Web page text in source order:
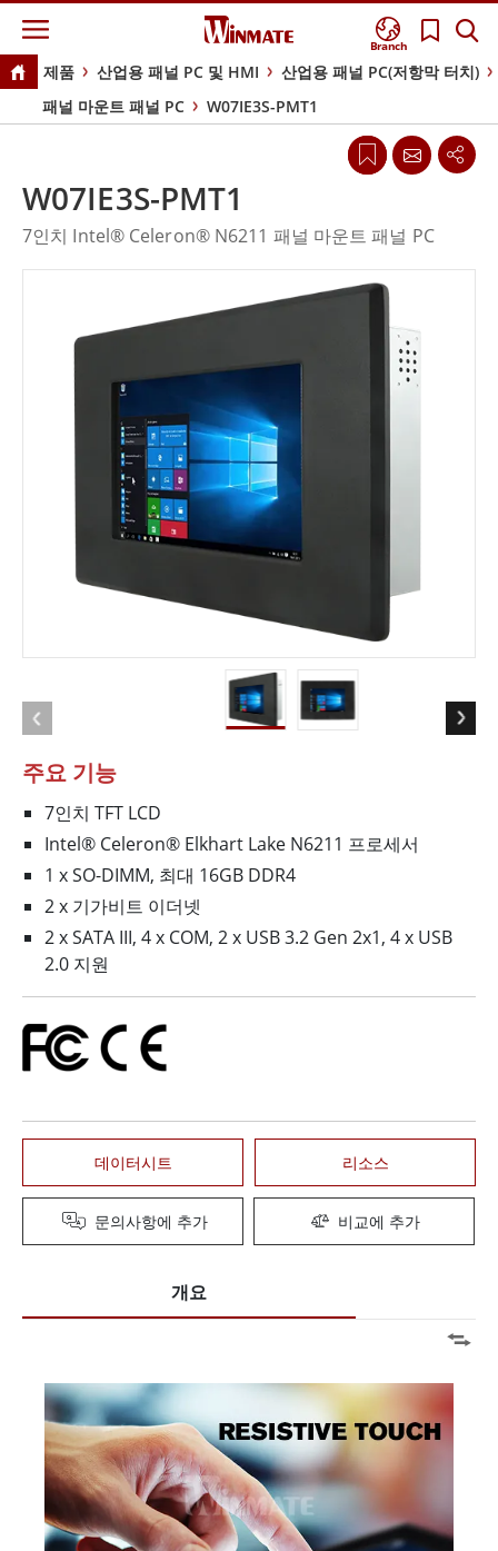
Branch
제품 산업용 패널 PC 및 HMI
산업용 패널 PC(저항막 터치)
패널 마운트 패널 PC
W07IE3S-PMT1
주요 기능
7인치 TFT LCD
Intel® Celeron® Elkhart Lake N6211 프로세서
1 x SO-DIMM, 최대 16GB DDR4
2 x 기가비트 이더넷
2 x SATA III, 4 x COM, 2 x USB 3.2 Gen 2x1, 4 x USB
2.0 지원
데이터시트 리소스
문의사항에 추가 비교에 추가
W07IE3S-PMT1
7인치 Intel® Celeron® N6211 패널 마운트 패널 PC
개요